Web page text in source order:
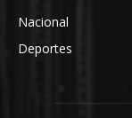
Nacional
Deportes